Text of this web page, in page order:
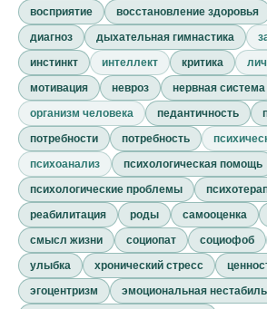
восприятие
восстановление здоровья
диагноз
дыхательная гимнастика
инстинкт
интеллект критика
мотивация
невроз нервная система
организм человека
педантичность
потребности
потребность
психоанализ
психологическая помощь
психологические проблемы
реабилитация
роды самооценка
смысл жизни
социопат социофоб
улыбка
хронический стресс
эгоцентризм
эмоциональная